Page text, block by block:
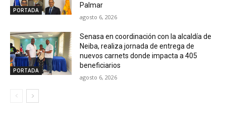
PORTADA
Palmar
agosto 6, 2026
PORTADA
Senasa en coordinación con la alcaldía de
Neiba, realiza jornada de entrega de
nuevos carnets donde impacta a 405
beneficiarios
agosto 6, 2026